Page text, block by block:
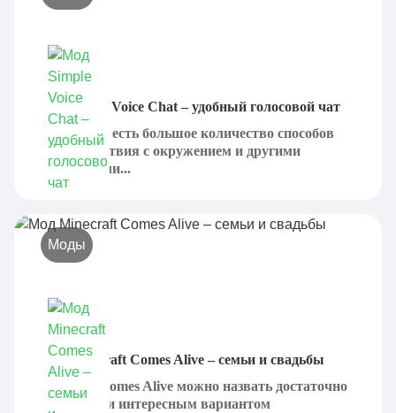
Мод Simple Voice Chat – удобный голосовой чат
В Minecraft есть большое количество способов
взаимодействия с окружением и другими
участниками...
Моды
Мод Minecraft Comes Alive – семьи и свадьбы
Minecraft Comes Alive можно назвать достаточно
объемным и интересным вариантом